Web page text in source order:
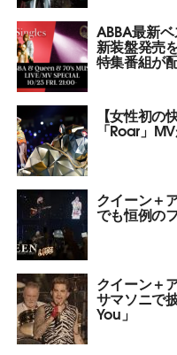
ABBA最新
新装盤発売
特集番組が
【女性初
「Roar」
クイーン＋
でも恒例の
クイーン＋
サマソニで
You」